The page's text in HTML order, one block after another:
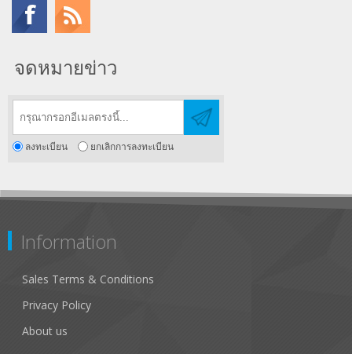
จดหมายข่าว
ลงทะเบียน ยกเลิกการลงทะเบียน
Information
Sales Terms & Conditions
Privacy Policy
About us